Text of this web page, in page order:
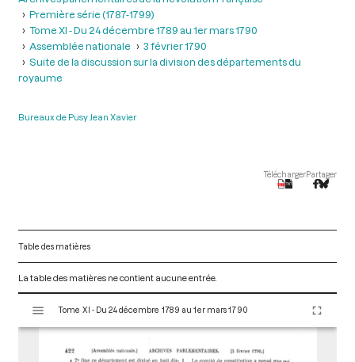
Première série (1787-1799)
Tome XI - Du 24 décembre 1789 au 1er mars 1790
Assemblée nationale
3 février 1790
Suite de la discussion sur la division des départements du
royaume
Bureaux de Pusy Jean Xavier
TéléchargerPartager
Table des matières
La table des matières ne contient aucune entrée.
s
Tome XI - Du 24 décembre 1789 au 1er mars 1790